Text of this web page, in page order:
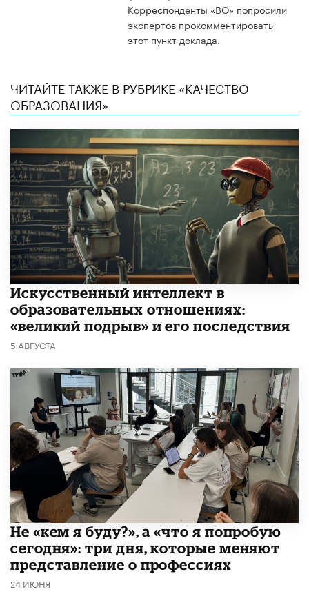
Корреспонденты «ВО» попросили
экспертов прокомментировать
этот пункт доклада.
ЧИТАЙТЕ ТАКЖЕ В РУБРИКЕ «КАЧЕСТВО
ОБРАЗОВАНИЯ»
​Искусственный интеллект в
образовательных отношениях:
«великий подрыв» и его последствия
5 АВГУСТА
Не «кем я буду?», а «что я попробую
сегодня»: три дня, которые меняют
представление о профессиях
24 ИЮНЯ